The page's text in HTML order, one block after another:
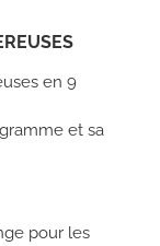
en 9
et sa
pour les